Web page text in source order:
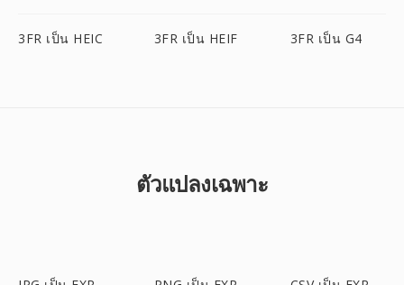
3FR เป็น HEIC 3FR เป็น HEIF 3FR เป็น G4
ตัวแปลงเฉพาะ